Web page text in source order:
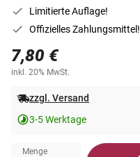
Limitierte Auflage!
Offizielles Zahlungsmittel!
7,80 €
inkl. 20% MwSt.
zzgl. Versand
3-5 Werktage
Menge